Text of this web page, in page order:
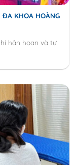
ĐA KHOA HOÀNG
hân hoan và tự